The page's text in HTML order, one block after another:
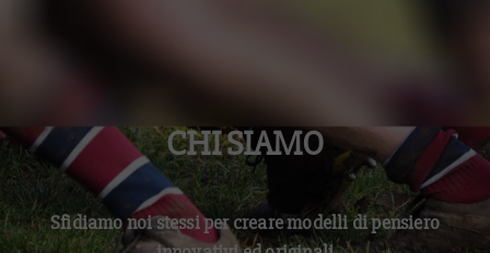
CHI SIAMO
Sfidiamo noi stessi per creare modelli di pensiero